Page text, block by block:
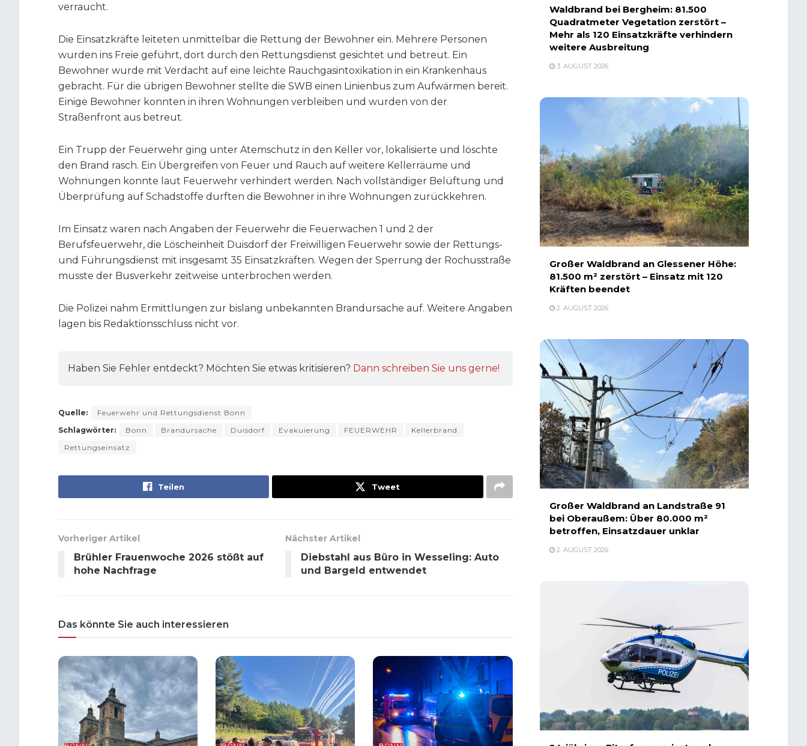
verraucht.
Die Einsatzkräfte leiteten unmittelbar die Rettung der Bewohner ein. Mehrere Personen
wurden ins Freie geführt, dort durch den Rettungsdienst gesichtet und betreut. Ein
Bewohner wurde mit Verdacht auf eine leichte Rauchgasintoxikation in ein Krankenhaus
gebracht. Für die übrigen Bewohner stellte die SWB einen Linienbus zum Aufwärmen bereit.
Einige Bewohner konnten in ihren Wohnungen verbleiben und wurden von der
Straßenfront aus betreut.
Ein Trupp der Feuerwehr ging unter Atemschutz in den Keller vor, lokalisierte und löschte
den Brand rasch. Ein Übergreifen von Feuer und Rauch auf weitere Kellerräume und
Wohnungen konnte laut Feuerwehr verhindert werden. Nach vollständiger Belüftung und
Überprüfung auf Schadstoffe durften die Bewohner in ihre Wohnungen zurückkehren.
Im Einsatz waren nach Angaben der Feuerwehr die Feuerwachen 1 und 2 der
Berufsfeuerwehr, die Löscheinheit Duisdorf der Freiwilligen Feuerwehr sowie der Rettungs-
und Führungsdienst mit insgesamt 35 Einsatzkräften. Wegen der Sperrung der Rochusstraße
musste der Busverkehr zeitweise unterbrochen werden.
Die Polizei nahm Ermittlungen zur bislang unbekannten Brandursache auf. Weitere Angaben
lagen bis Redaktionsschluss nicht vor.
Haben Sie Fehler entdeckt? Möchten Sie etwas kritisieren? Dann schreiben Sie uns gerne!
Quelle:
Feuerwehr und Rettungsdienst Bonn
Schlagwörter:
Bonn Brandursache Duisdorf Evakuierung FEUERWEHR
Kellerbrand
Rettungseinsatz
Teilen Tweet
Vorheriger Artikel
Brühler Frauenwoche 2026 stößt auf
hohe Nachfrage
Nächster Artikel
Diebstahl aus Büro in Wesseling: Auto
und Bargeld entwendet
Das könnte Sie auch interessieren
Waldbrand bei Bergheim: 81.500
Quadratmeter Vegetation zerstört –
Mehr als 120 Einsatzkräfte verhindern
weitere Ausbreitung
3. AUGUST 2026
Großer Waldbrand an Glessener Höhe:
81.500 m² zerstört – Einsatz mit 120
Kräften beendet
2. AUGUST 2026
Großer Waldbrand an Landstraße 91
bei Oberaußem: Über 80.000 m²
betroffen, Einsatzdauer unklar
2. AUGUST 2026